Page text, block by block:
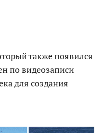
также появился
по видеозаписи
для создания